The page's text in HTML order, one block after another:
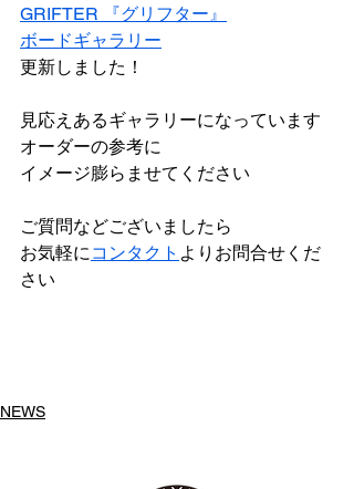
GRIFTER 『グリフター』
ボードギャラリー
更新しました！
見応えあるギャラリーになっています
オーダーの参考に
イメージ膨らませてください
ご質問などございましたら
お気軽にコンタクト よりお問合せくだ
さい
NEWS